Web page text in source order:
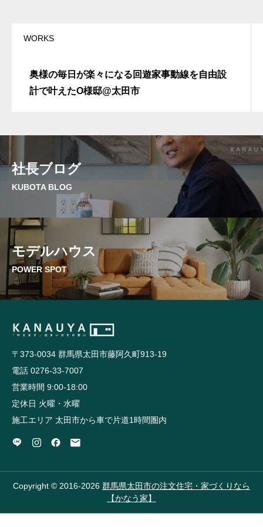
WORKS
奥様の毎日が楽々になる回遊家事動線を自由設
計で叶えたO様邸@太田市
社長ブログ
KUBOTA BLOG
モデルハウス
POWER SPOT
〒373-0034 群馬県太田市藤阿久町913-19
電話 0276-33-7007
営業時間 9:00-18:00
定休日 火曜・水曜
施工エリア 太田市から車で片道1時間圏内
Copyright © 2016-2026 群馬県太田市の注文住宅・家づくりなら
【かなう家】